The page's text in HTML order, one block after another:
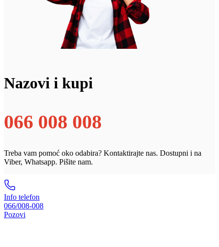
Nazovi i kupi
066 008 008
Treba vam pomoć oko odabira? Kontaktirajte nas. Dostupni i na
Viber, Whatsapp. Pišite nam.
Info telefon
066/008-008
Pozovi